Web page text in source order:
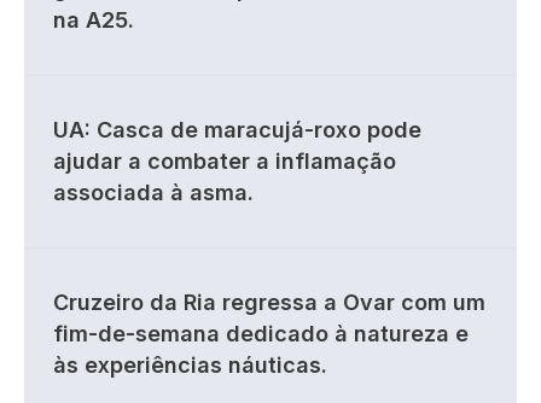
na A25.
UA: Casca de maracujá-roxo pode
ajudar a combater a inflamação
associada à asma.
Cruzeiro da Ria regressa a Ovar com um
fim-de-semana dedicado à natureza e
às experiências náuticas.